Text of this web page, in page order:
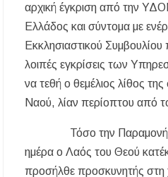
αρχική έγκριση από την
Ελλάδος και σύντομα με
Εκκλησιαστικού Συμβουλίου
λοιπές εγκρίσεις των
να τεθή ο θεμέλιος λίθος
Ναού, λίαν περίοπτου από
Τόσο την Παραμονή,
ημέρα ο Λαός του Θεού
προσήλθε προσκυνητής στη